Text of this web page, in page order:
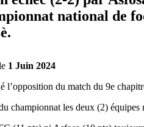
national de
1 Juin 2024
l’opposition du match du 9e
championnat les deux (2)